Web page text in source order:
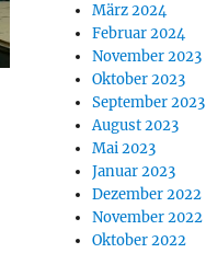
März 2024
Februar 2024
November 2023
Oktober 2023
September 2023
August 2023
Mai 2023
Januar 2023
Dezember 2022
November 2022
Oktober 2022